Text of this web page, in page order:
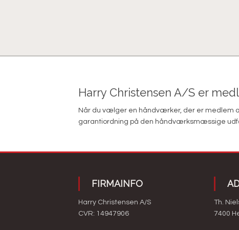
Harry Christensen A/S er
Når du vælger en håndværker, der er medlem
garantiordning på den håndværksmæssige
FIRMAINFO
Harry Christensen A/S​
CVR: 14947906
Th.
7400